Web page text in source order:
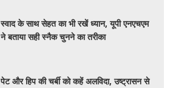
स्वाद के साथ सेहत का भी रखें ध्यान, यूपी एनएचएम
ने बताया सही स्नैक चुनने का तरीका
पेट और हिप की चर्बी को कहें अलविदा, उष्ट्रासन से